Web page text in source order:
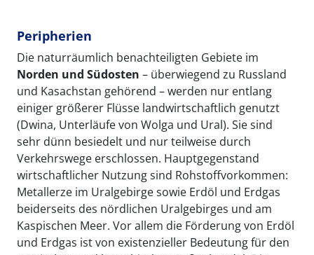
Peripherien
Die naturräumlich benachteiligten Gebiete im
Norden und Südosten – überwiegend zu Russland
und Kasachstan gehörend – werden nur entlang
einiger größerer Flüsse landwirtschaftlich genutzt
(Dwina, Unterläufe von Wolga und Ural). Sie sind
sehr dünn besiedelt und nur teilweise durch
Verkehrswege erschlossen. Hauptgegenstand
wirtschaftlicher Nutzung sind Rohstoffvorkommen:
Metallerze im Uralgebirge sowie Erdöl und Erdgas
beiderseits des nördlichen Uralgebirges und am
Kaspischen Meer. Vor allem die Förderung von Erdöl
und Erdgas ist von existenzieller Bedeutung für den